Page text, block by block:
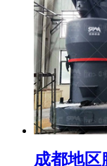
成都地区